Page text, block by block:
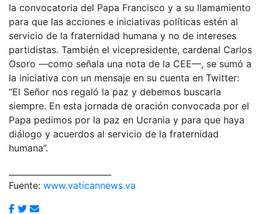
la convocatoria del Papa Francisco y a su llamamiento
para que las acciones e iniciativas políticas estén al
servicio de la fraternidad humana y no de intereses
partidistas. También el vicepresidente, cardenal Carlos
Osoro —como señala una nota de la CEE—, se sumó a
la iniciativa con un mensaje en su cuenta en Twitter:
“El Señor nos regaló la paz y debemos buscarla
siempre. En esta jornada de oración convocada por el
Papa pedimos por la paz en Ucrania y para que haya
diálogo y acuerdos al servicio de la fraternidad
humana”.
Fuente: www.vaticannews.va